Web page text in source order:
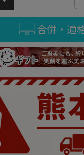
合併・適